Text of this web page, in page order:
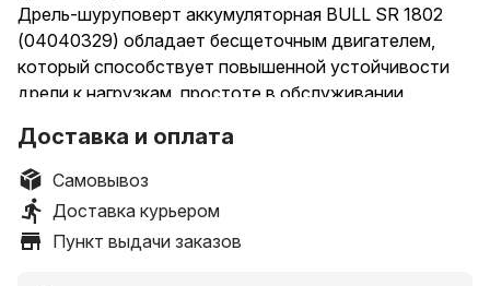
Дрель-шуруповерт аккумуляторная BULL SR 1802
(04040329) обладает бесщеточным двигателем,
который способствует повышенной устойчивости
дрели к нагрузкам, простоте в обслуживании
с высоким крутящим моментом до 80 Н·м, имеет
металлический быстрозажимной патрон 13 мм.
Для удобства работы предусмотрена подсветка
рабочей зоны, индикатор уровня заряда. Для
безопасности пользователя дрель-шуруповерт
Доставка и оплата
Самовывоз
Доставка курьером
Пункт выдачи заказов